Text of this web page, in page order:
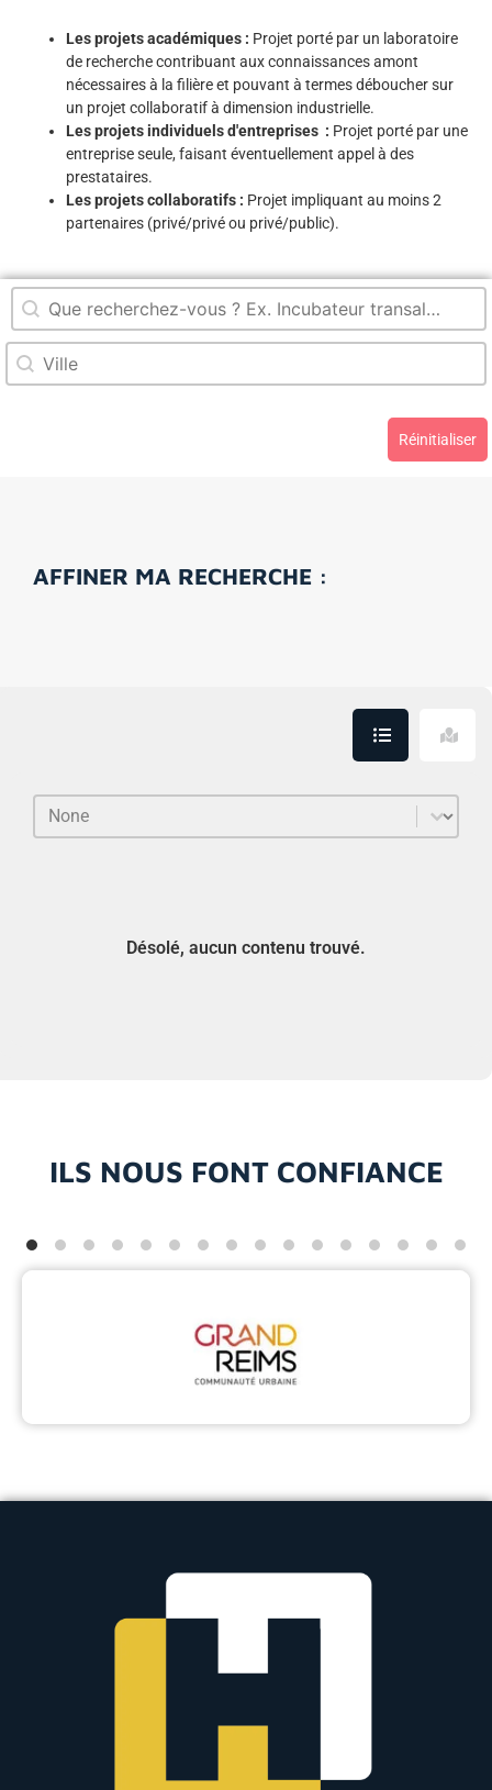
Les projets académiques : Projet porté par un laboratoire
de recherche contribuant aux connaissances amont
nécessaires à la filière et pouvant à termes déboucher sur
un projet collaboratif à dimension industrielle.
Les projets individuels d'entreprises : Projet porté par une
entreprise seule, faisant éventuellement appel à des
prestataires.
Les projets collaboratifs : Projet impliquant au moins 2
partenaires (privé/privé ou privé/public).
Recherche dans le titre
Rechercher
Recherche par ville
Rechercher
Réinitialiser
AFFINER MA RECHERCHE :
Sort
Trier le contenu
Désolé, aucun contenu trouvé.
ILS NOUS FONT CONFIANCE